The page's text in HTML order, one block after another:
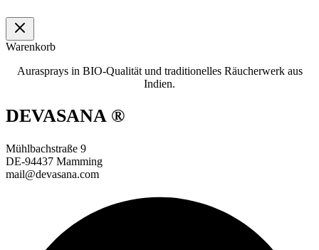
Warenkorb
Aurasprays in BIO-Qualität und traditionelles Räucherwerk aus
Indien.
DEVASANA ®
Mühlbachstraße 9
DE-94437 Mamming
mail@devasana.com